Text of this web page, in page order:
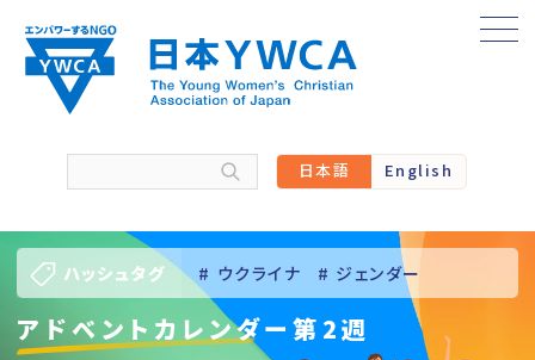
content
日本語 English
ハッシュタグ # ウクライナ # ジェンダー
# バーチャル訪問 # パレスチナ
アドベントカレンダー第2週